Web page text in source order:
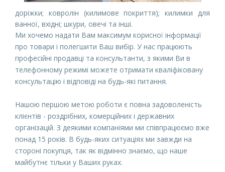
доріжки; ковролін (килимове покриття); килимки для
ванної, вхідні; шкури, овечі та інші.
Ми хочемо надати Вам максимум корисної інформації
про товари і полегшити Ваш вибір. У нас працюють
професійні продавці та консультанти, з якими Ви в
телефонному режимі можете отримати кваліфіковану
консультацію і відповіді на будь-які питання.
Нашою першою метою роботи є повна задоволеність
клієнтів - роздрібних, комерційних і державних
організацій. З деякими компаніями ми співпрацюємо вже
понад 15 років. В будь-яких ситуаціях ми завжди на
стороні покупця, так як відмінно знаємо, що наше
майбутнє тільки у Ваших руках.